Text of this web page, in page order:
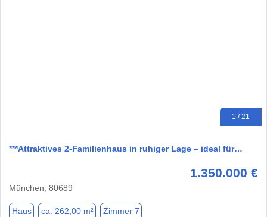
1 / 21
***Attraktives 2-Familienhaus in ruhiger Lage – ideal für…
1.350.000 €
München, 80689
Haus ca. 262,00 m² Zimmer 7